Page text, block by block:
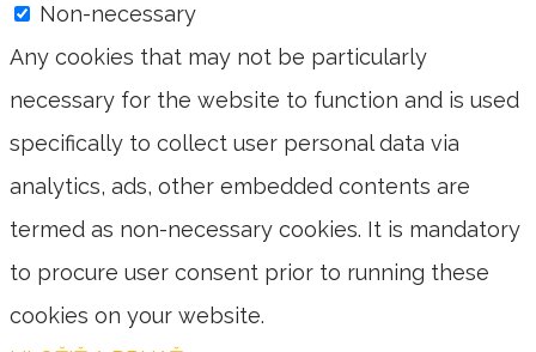
Non-necessary
Any cookies that may not be particularly
necessary for the website to function and is used
specifically to collect user personal data via
analytics, ads, other embedded contents are
termed as non-necessary cookies. It is mandatory
to procure user consent prior to running these
cookies on your website.